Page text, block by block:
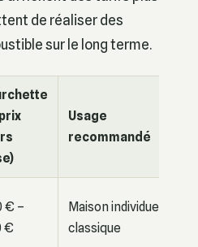
de réaliser des
sur le long terme.
Usage
recommandé
€ –
€
Maison individuelle
classique